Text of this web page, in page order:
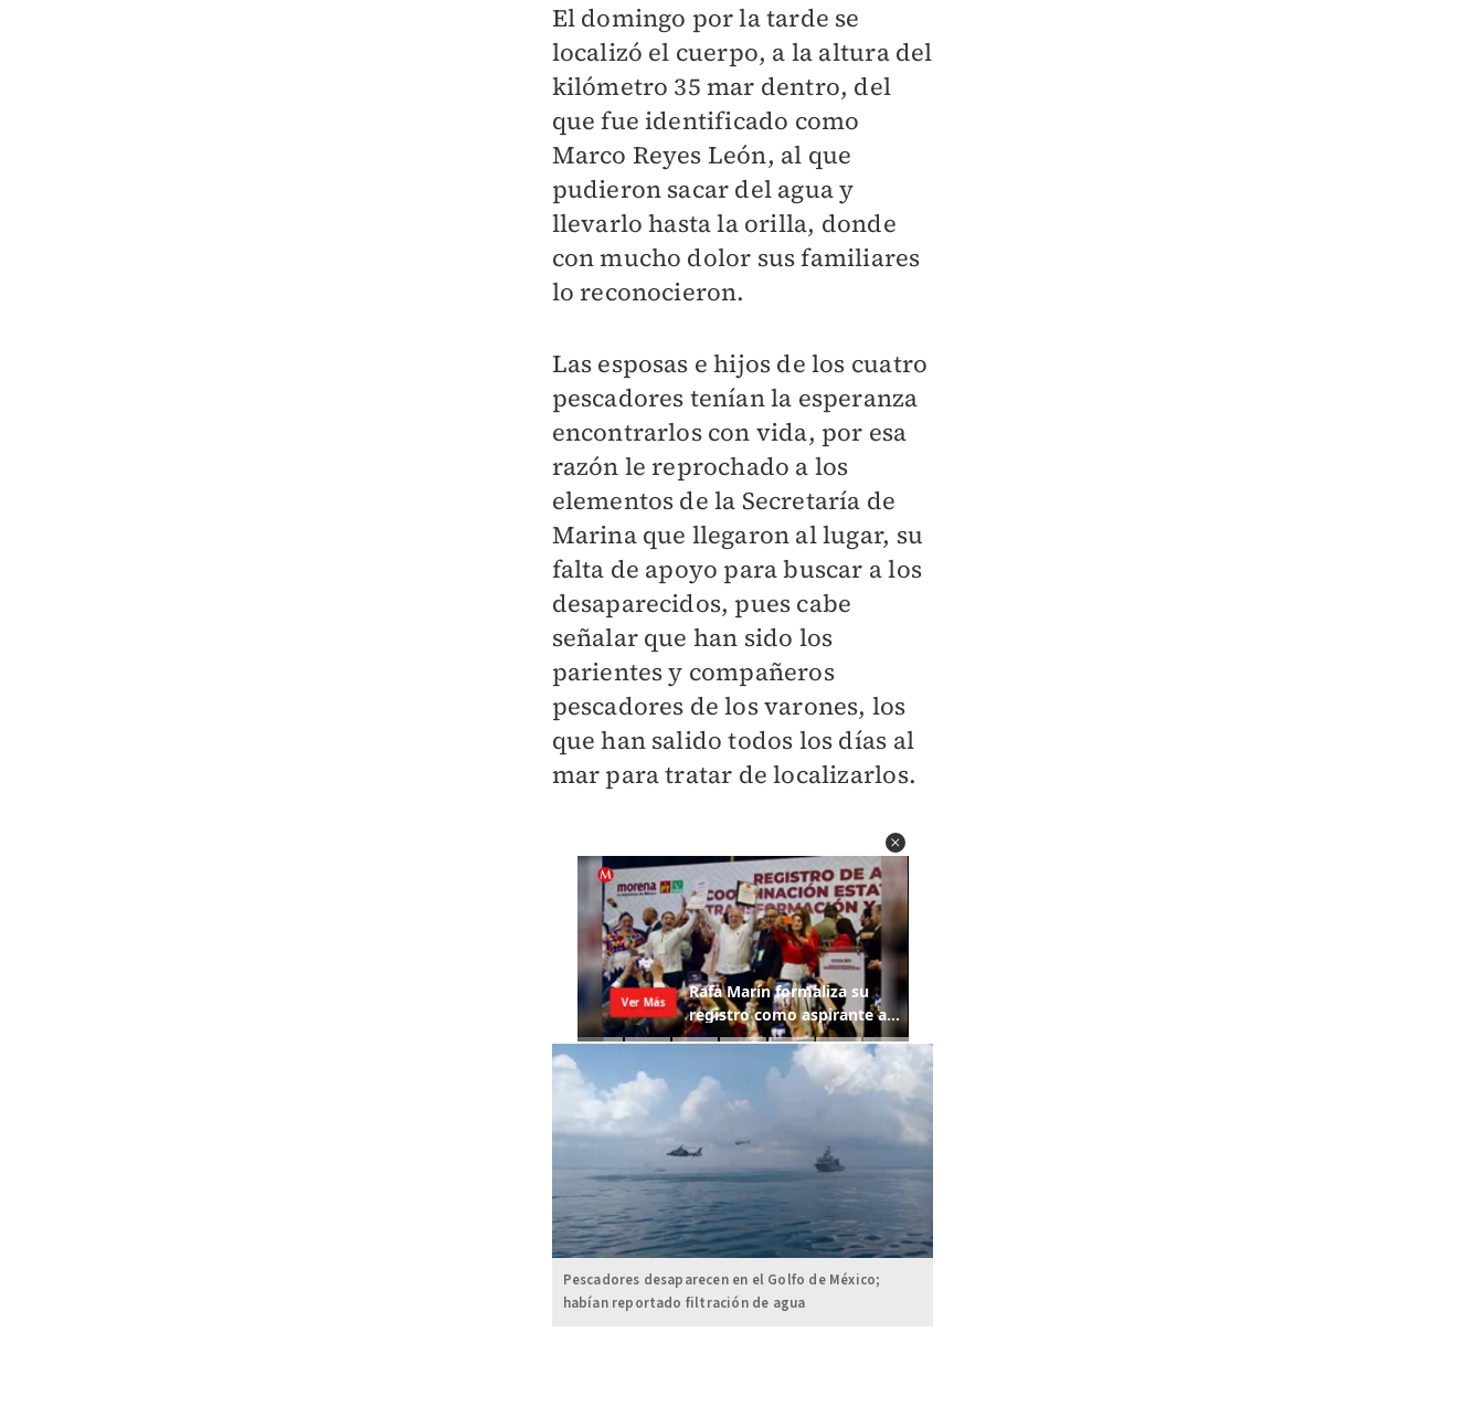
El domingo por la tarde se
localizó el cuerpo, a la altura del
kilómetro 35 mar dentro, del
que fue identificado como
Marco Reyes León, al que
pudieron sacar del agua y
llevarlo hasta la orilla, donde
con mucho dolor sus familiares
lo reconocieron.
Las esposas e hijos de los cuatro
pescadores tenían la esperanza
encontrarlos con vida, por esa
razón le reprochado a los
elementos de la Secretaría de
Marina que llegaron al lugar, su
falta de apoyo para buscar a los
desaparecidos, pues cabe
señalar que han sido los
parientes y compañeros
pescadores de los varones, los
que han salido todos los días al
mar para tratar de localizarlos.
Pescadores desaparecen en el Golfo de México;
habían reportado filtración de agua